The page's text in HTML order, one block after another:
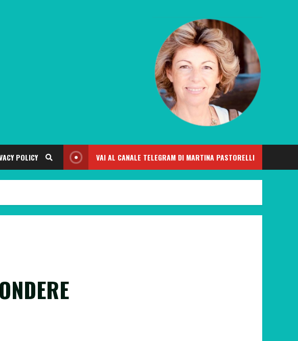
POLICY VAI AL CANALE TELEGRAM DI MARTINA PASTORELLI